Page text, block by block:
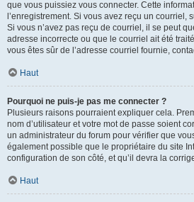
que vous puissiez vous connecter. Cette
l’enregistrement. Si vous avez reçu un courriel,
Si vous n’avez pas reçu de courriel, il se peut
adresse incorrecte ou que le courriel ait été
vous êtes sûr de l’adresse courriel fournie,
Haut
Pourquoi ne puis-je pas me connecter ?
Plusieurs raisons pourraient expliquer cela.
nom d’utilisateur et votre mot de passe soient
un administrateur du forum pour vérifier que
également possible que le propriétaire du site
configuration de son côté, et qu’il devra la
Haut